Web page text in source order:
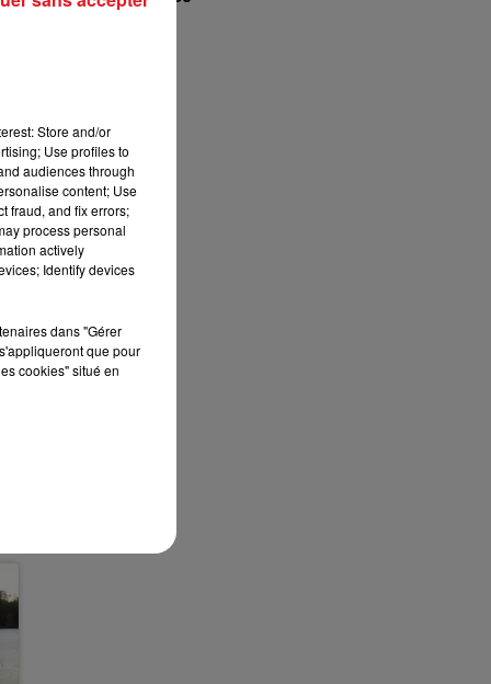
Store and/or
Use profiles to
audiences through
content; Use
fraud, and fix errors;
process personal
actively
Identify devices
dans "Gérer
que pour
cookies" situé en